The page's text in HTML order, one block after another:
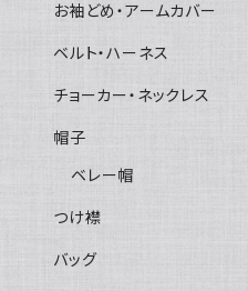
お袖どめ・アームカバー
ベルト・ハーネス
チョーカー・ネックレス
帽子
ベレー帽
つけ襟
バッグ